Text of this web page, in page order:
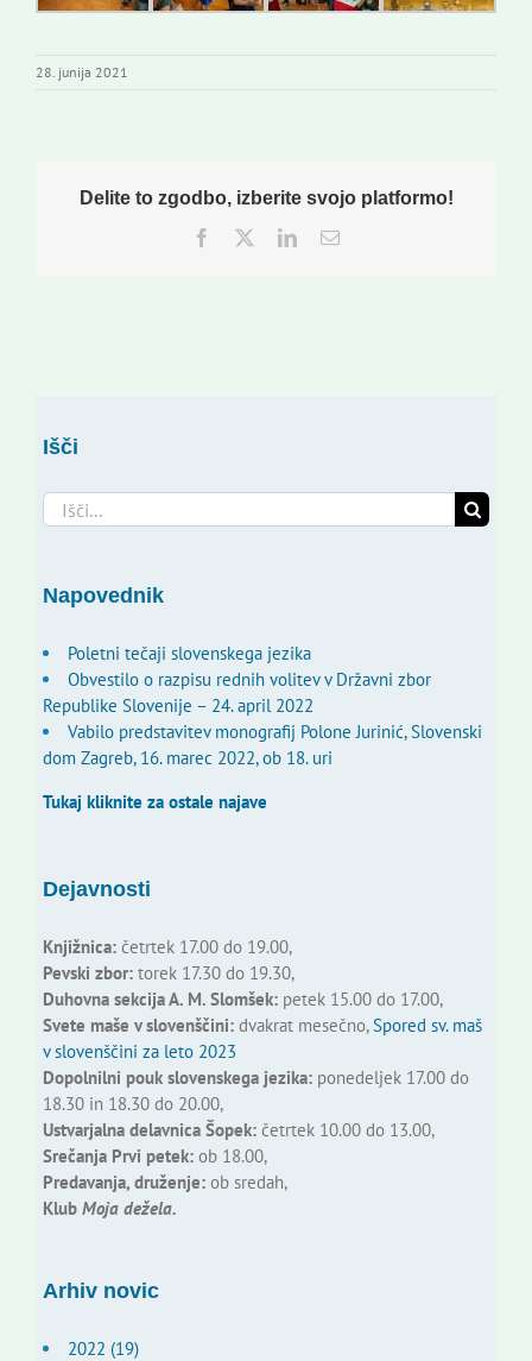
28. junija 2021
Delite to zgodbo, izberite svojo platformo!
Facebook
TwitterLinkedInEmail
Išči
Search
for:
Napovednik
Poletni tečaji slovenskega jezika
Obvestilo o razpisu rednih volitev v Državni zbor
Republike Slovenije – 24. april 2022
Vabilo predstavitev monografij Polone Jurinić, Slovenski
dom Zagreb, 16. marec 2022, ob 18. uri
Tukaj kliknite za ostale najave
Dejavnosti
Knjižnica:četrtek 17.00 do 19.00,
Pevski zbor:torek 17.30 do 19.30,
Duhovna sekcija A. M. Slomšek:petek 15.00 do 17.00,
Svete maše v slovenščini:dvakrat mesečno,Spored sv. maš
v slovenščini za leto 2023
Dopolnilni pouk slovenskega jezika:ponedeljek 17.00 do
18.30 in 18.30 do 20.00,
Ustvarjalna delavnica Šopek:četrtek 10.00 do 13.00,
Srečanja Prvi petek:ob 18.00,
Predavanja, druženje:ob sredah,
Klub Moja dežela.
Arhiv novic
2022 (19)